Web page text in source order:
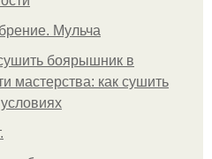
Мульча
боярышник в
мастерства: как сушить